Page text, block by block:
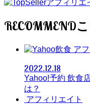
RECOMMEND
ア
2022.12.18
Yahoo!予約 飲食
は？
アフィリエイト